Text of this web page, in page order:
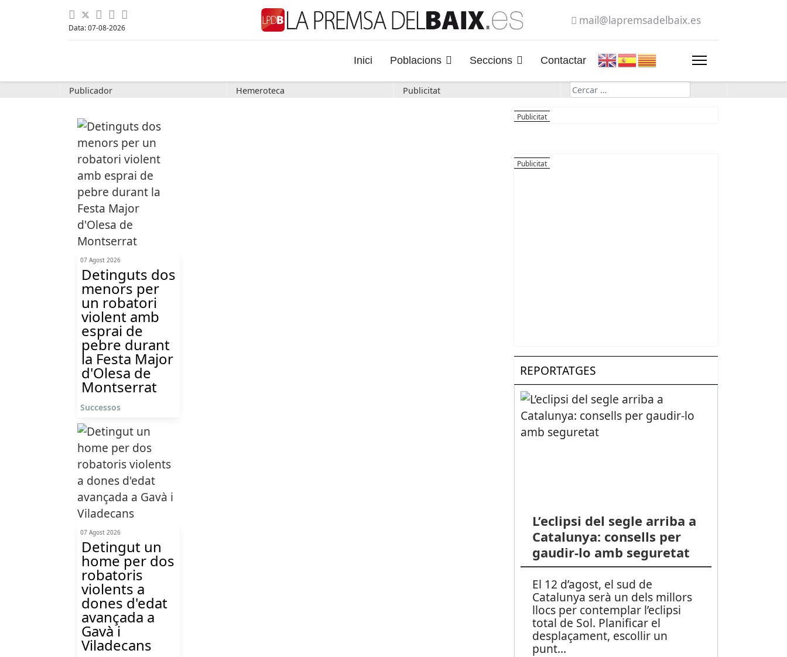
Data: 07-08-2026
mail@lapremsadelbaix.es
Inici Poblacions Seccions Contactar
Publicador Hemeroteca Publicitat Cerca
07 Agost 2026
Detinguts dos
menors per
un robatori
violent amb
esprai de
pebre durant
la Festa Major
d'Olesa de
Montserrat
Successos
07 Agost 2026
Detingut un
home per dos
robatoris
violents a
dones d'edat
avançada a
Gavà i
Viladecans
REPORTATGES
L’eclipsi del segle arriba a
Catalunya: consells per
gaudir-lo amb seguretat
El 12 d’agost, el sud de
Catalunya serà un dels millors
llocs per contemplar l’eclipsi
total de Sol. Planificar el
desplaçament, escollir un
punt...